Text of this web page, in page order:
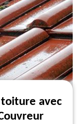
avec